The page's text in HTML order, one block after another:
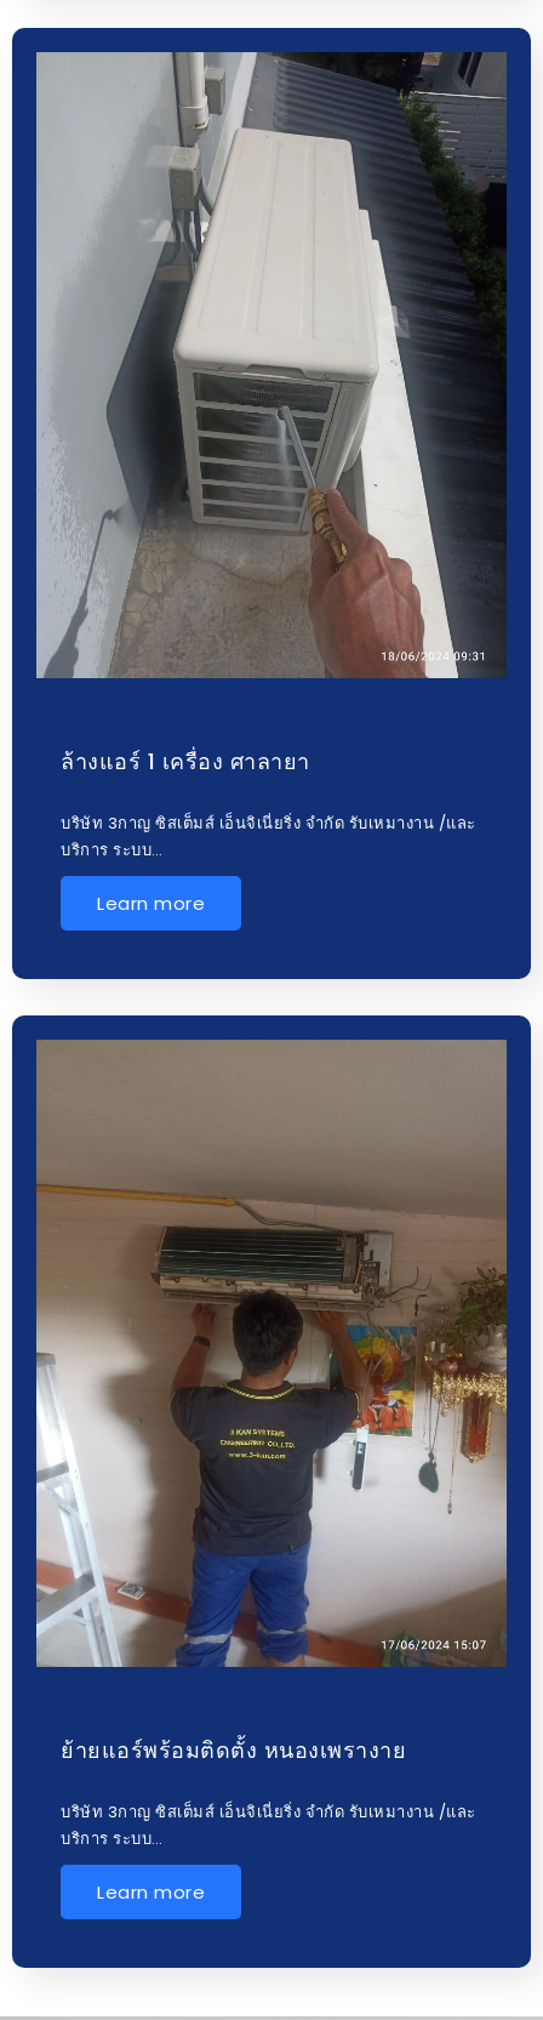
ล้างแอร์ 1 เครื่อง ศาลายา
บริษัท 3กาญ ซิสเต็มส์ เอ็นจิเนี่ยริ่ง จำกัด รับเหมางาน /และ
บริการ ระบบ…
Learn more
ย้ายแอร์พร้อมติดตั้ง หนองเพรางาย
บริษัท 3กาญ ซิสเต็มส์ เอ็นจิเนี่ยริ่ง จำกัด รับเหมางาน /และ
บริการ ระบบ…
Learn more